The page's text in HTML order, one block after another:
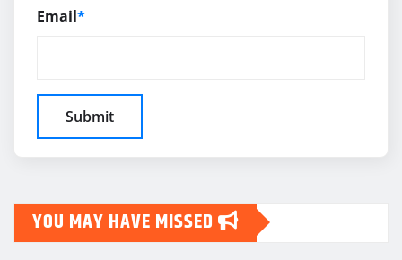
Email*
YOU MAY HAVE MISSED